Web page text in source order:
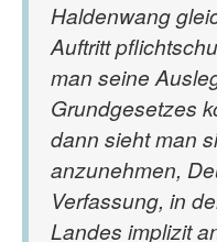
Haldenwang
Auftritt
man seine
Grundgesetzes
dann sieht man
anzunehmen,
Verfassung, in
Landes implizit